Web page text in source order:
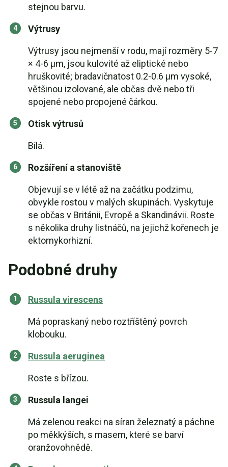
stejnou barvu.
Výtrusy
Výtrusy jsou nejmenší v rodu, mají rozměry 5-7
× 4-6 µm, jsou kulovité až eliptické nebo
hruškovité; bradavičnatost 0.2-0.6 µm vysoké,
většinou izolované, ale občas dvě nebo tři
spojené nebo propojené čárkou.
Otisk výtrusů
Bílá.
Rozšíření a stanoviště
Objevují se v létě až na začátku podzimu,
obvykle rostou v malých skupinách. Vyskytuje
se občas v Británii, Evropě a Skandinávii. Roste
s několika druhy listnáčů, na jejichž kořenech je
ektomykorhizní.
Podobné druhy
Russula virescens
Má popraskaný nebo roztříštěný povrch
klobouku.
Russula aeruginea
Roste s břízou.
Russula langei
Má zelenou reakci na síran železnatý a páchne
po měkkýších, s masem, které se barví
oranžovohnědě.